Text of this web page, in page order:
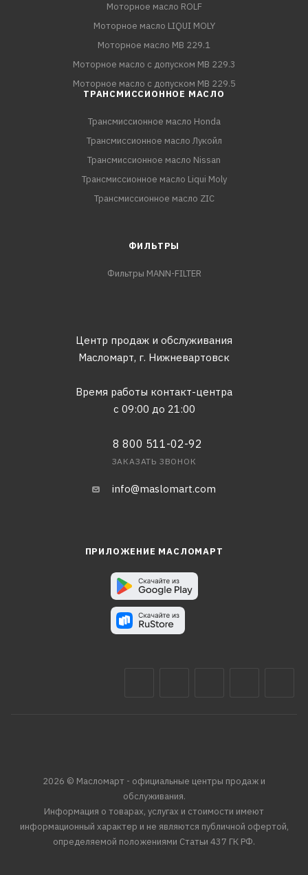
Моторное масло ROLF
Моторное масло LIQUI MOLY
Моторное масло MB 229.1
Моторное масло с допуском MB 229.3
Моторное масло с допуском MB 229.5
ТРАНСМИССИОННОЕ МАСЛО
Трансмиссионное масло Honda
Трансмиссионное масло Лукойл
Трансмиссионное масло Nissan
Трансмиссионное масло Liqui Moly
Трансмиссионное масло ZIC
ФИЛЬТРЫ
Фильтры MANN-FILTER
Центр продаж и обслуживания
Масломарт, г. Нижневартовск
Время работы контакт-центра
с 09:00 до 21:00
8 800 511-02-92
ЗАКАЗАТЬ ЗВОНОК
info@maslomart.com
ПРИЛОЖЕНИЕ МАСЛОМАРТ
2026 © Масломарт - официальные центры продаж и
обслуживания.
Информация о товарах, услугах и стоимости имеют
информационный характер и не являются публичной офертой,
определяемой положениями Статьи 437 ГК РФ.